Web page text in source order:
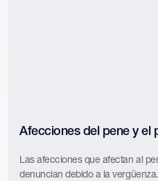
Afecciones del pene y el
Las afecciones que afectan al
denuncian debido a la